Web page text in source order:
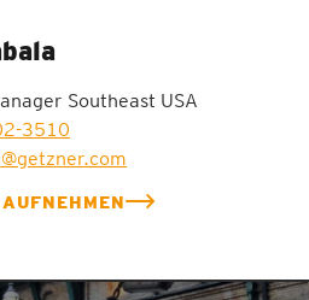
Southeast USA
3510